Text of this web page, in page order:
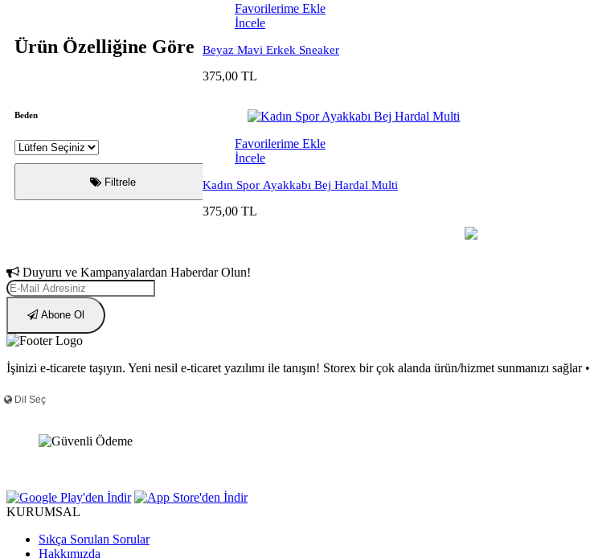
Ürün Özelliğine Göre
Beden
Filtrele
Favorilerime Ekle
İncele
Beyaz Mavi Erkek Sneaker
375,00 TL
Favorilerime Ekle
İncele
Kadın Spor Ayakkabı Bej Hardal Multi
375,00 TL
Duyuru ve Kampanyalardan Haberdar Olun!
Abone Ol
İşinizi e-ticarete taşıyın. Yeni nesil e-ticaret yazılımı ile tanışın! Storex bir çok alanda ürün/hizmet sunmanızı sağlar •
KURUMSAL
Sıkça Sorulan Sorular
Hakkımızda